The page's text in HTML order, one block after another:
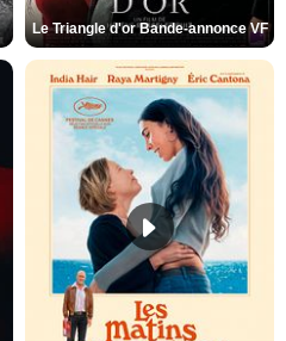
Le Triangle d'or Bande-annonce VF